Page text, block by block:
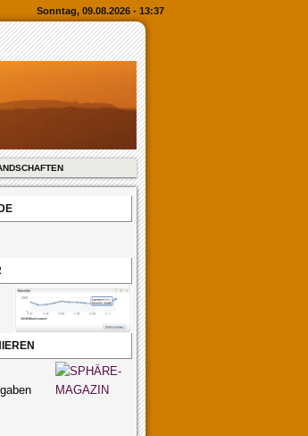
Sonntag, 09.08.2026 - 13:37